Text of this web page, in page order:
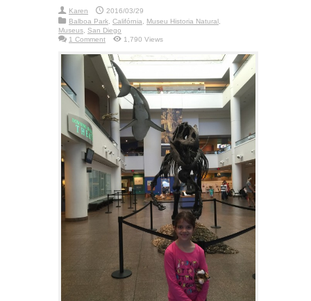
Karen
2016/03/29
Balboa Park, Califórnia, Museu Historia Natural,
Museus, San Diego
1 Comment
1,790 Views